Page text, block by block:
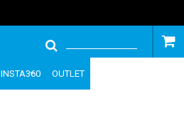
INSTA360 OUTLET